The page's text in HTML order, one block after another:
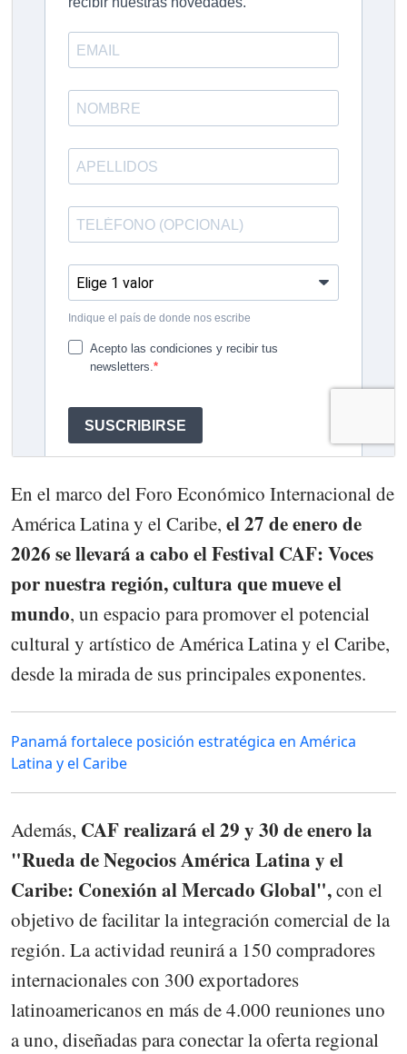
En el marco del Foro Económico Internacional de
América Latina y el Caribe, el 27 de enero de
2026 se llevará a cabo el Festival CAF: Voces
por nuestra región, cultura que mueve el
mundo, un espacio para promover el potencial
cultural y artístico de América Latina y el Caribe,
desde la mirada de sus principales exponentes.
Panamá fortalece posición estratégica en América
Latina y el Caribe
Además, CAF realizará el 29 y 30 de enero la
"Rueda de Negocios América Latina y el
Caribe: Conexión al Mercado Global",con el
objetivo de facilitar la integración comercial de la
región. La actividad reunirá a 150 compradores
internacionales con 300 exportadores
latinoamericanos en más de 4.000 reuniones uno
a uno, diseñadas para conectar la oferta regional